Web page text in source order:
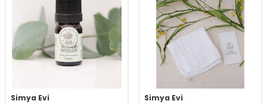
Simya Evi
Simya Evi